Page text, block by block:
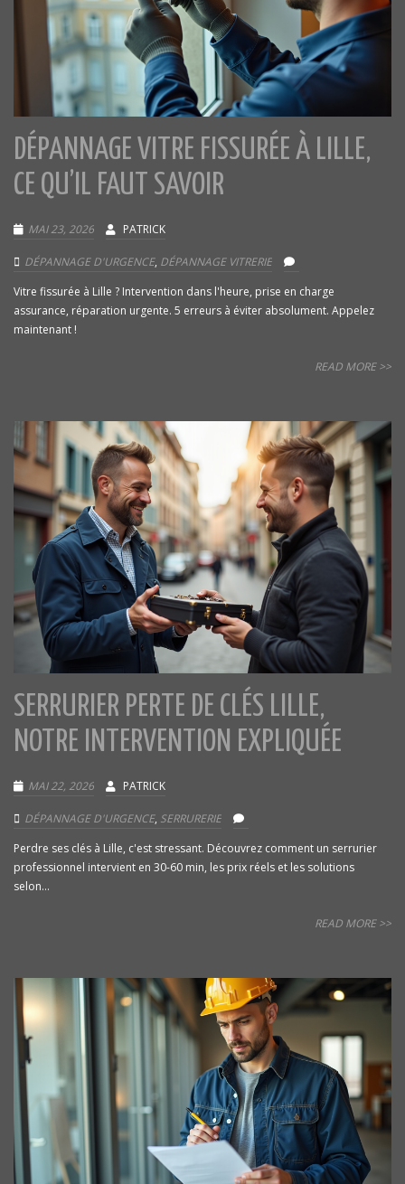
DÉPANNAGE VITRE FISSURÉE À LILLE,
CE QU’IL FAUT SAVOIR
MAI 23, 2026 PATRICK
DÉPANNAGE D'URGENCE, DÉPANNAGE VITRERIE
Vitre fissurée à Lille ? Intervention dans l'heure, prise en charge
assurance, réparation urgente. 5 erreurs à éviter absolument. Appelez
maintenant !
READ MORE >>
SERRURIER PERTE DE CLÉS LILLE,
NOTRE INTERVENTION EXPLIQUÉE
MAI 22, 2026 PATRICK
DÉPANNAGE D'URGENCE, SERRURERIE
Perdre ses clés à Lille, c'est stressant. Découvrez comment un serrurier
professionnel intervient en 30-60 min, les prix réels et les solutions
selon...
READ MORE >>